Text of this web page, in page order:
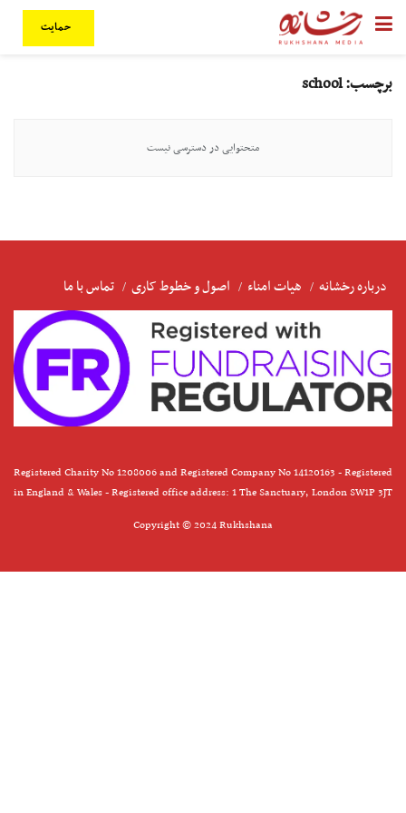
حمایت
برچسب:school
متحتوایی در دسترسی نیست
درباره رخشانه هیات امناء اصول و خطوط کاری تماس با ما
Registered Charity No 1208006 and Registered Company No 14120163 - Registered
in England & Wales - Registered office address: 1 The Sanctuary, London SW1P 3JT
Copyright © 2024 Rukhshana